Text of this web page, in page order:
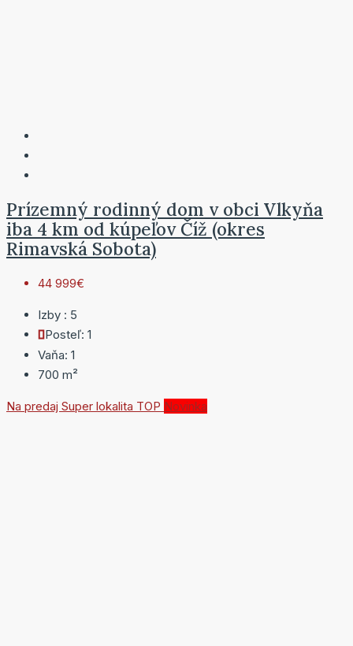
Prízemný rodinný dom v obci Vlkyňa
iba 4 km od kúpeľov Číž (okres
Rimavská Sobota)
44 999€
Izby : 5
Posteľ: 1
Vaňa: 1
700 m²
Na predaj Super lokalita TOP Novinka